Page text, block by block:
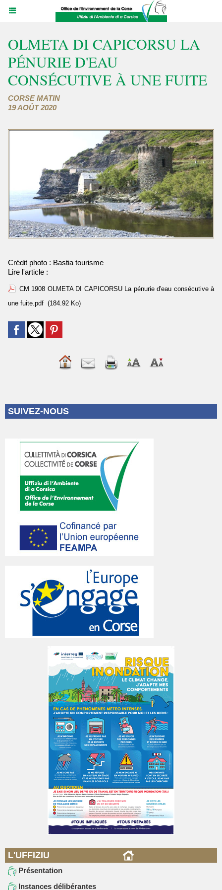
OLMETA DI CAPICORSU LA
PÉNURIE D'EAU
CONSÉCUTIVE À UNE FUITE
CORSE MATIN
19 AOÛT 2020
Crédit photo : Bastia tourisme
Lire l'article :
CM 1908 OLMETA DI CAPICORSU La pénurie d'eau consécutive à
une fuite.pdf (184.92 Ko)
SUIVEZ-NOUS
L'UFFIZIU
Présentation
Instances délibérantes